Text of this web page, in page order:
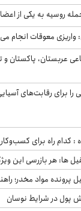
روسیه به یکی از
معوقات انجام
عربستان، پاکستان و
را برای رقابت‌های
: کدام راه برای
ها: هر بازرسی این
پول در شرایط نوسان